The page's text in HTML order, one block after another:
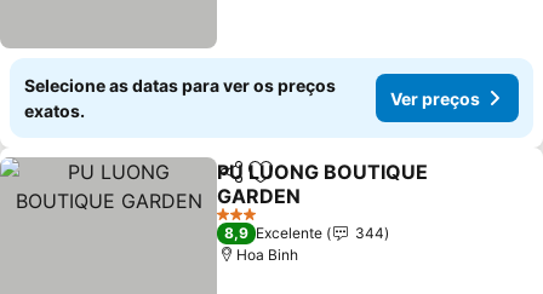
Selecione as datas para ver os preços
exatos.
Ver preços
PartilharAdicionar aos favoritos
PU LUONG BOUTIQUE
GARDEN
3 Estrelas
8,9 Excelente
344
Hoa Binh